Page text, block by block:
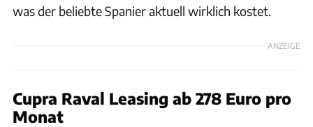
was der beliebte Spanier aktuell wirklich kostet.
ANZEIGE
Cupra Raval Leasing ab 278 Euro pro
Monat